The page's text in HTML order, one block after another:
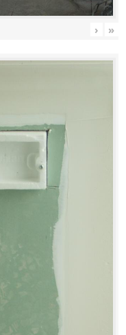
› »